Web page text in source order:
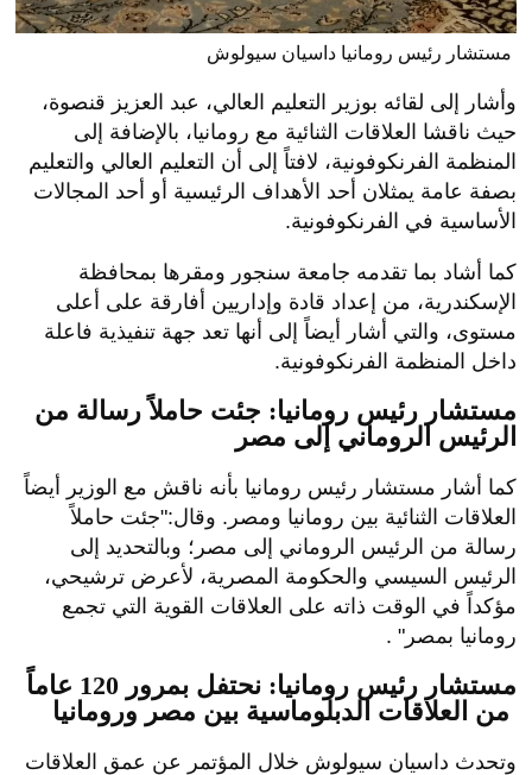
وأشار إلى لقائه بوزير التعليم العالي، عبد العزيز قنصوة،
حيث ناقشا العلاقات الثنائية مع رومانيا، بالإضافة إلى
المنظمة الفرنكوفونية، لافتاً إلى أن التعليم العالي والتعليم
بصفة عامة يمثلان أحد الأهداف الرئيسية أو أحد المجالات
الأساسية في الفرنكوفونية.
كما أشاد بما تقدمه جامعة سنجور ومقرها بمحافظة
الإسكندرية، من إعداد قادة وإداريين أفارقة على أعلى
مستوى، والتي أشار أيضاً إلى أنها تعد جهة تنفيذية فاعلة
داخل المنظمة الفرنكوفونية.
مستشار رئيس رومانيا: جئت حاملاً رسالة من
الرئيس الروماني إلى مصر
كما أشار مستشار رئيس رومانيا بأنه ناقش مع الوزير أيضاً
العلاقات الثنائية بين رومانيا ومصر. وقال:"جئت حاملاً
رسالة من الرئيس الروماني إلى مصر؛ وبالتحديد إلى
الرئيس السيسي والحكومة المصرية، لأعرض ترشيحي،
مؤكداً في الوقت ذاته على العلاقات القوية التي تجمع
رومانيا بمصر" .
مستشار رئيس رومانيا: نحتفل بمرور 120 عاماً
وتحدث داسيان سيولوش خلال المؤتمر عن عمق العلاقات